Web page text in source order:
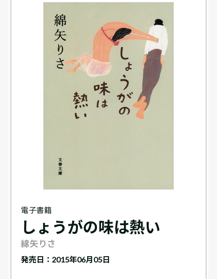
電子書籍
しょうがの味は熱い
綿矢りさ
発売日：2015年06月05日